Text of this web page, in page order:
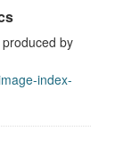
by
index-